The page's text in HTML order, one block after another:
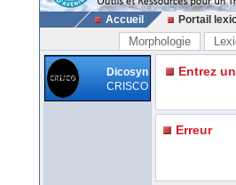
Accueil Portail
Morphologie
Dicosyn
CRISCO
Entrez
Erreur